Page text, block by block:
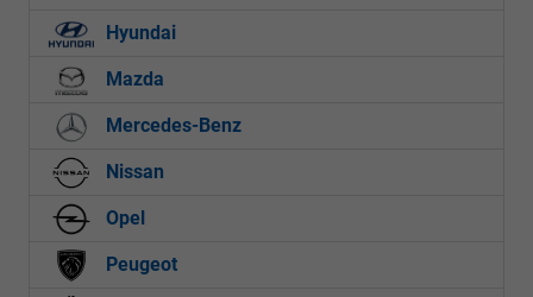
Hyundai
Mazda
Mercedes-Benz
Nissan
Opel
Peugeot